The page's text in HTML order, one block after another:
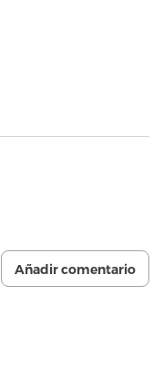
Añadir comentario